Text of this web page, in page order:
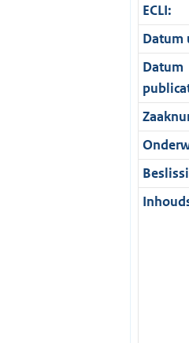
ECLI:
Datum
Datum